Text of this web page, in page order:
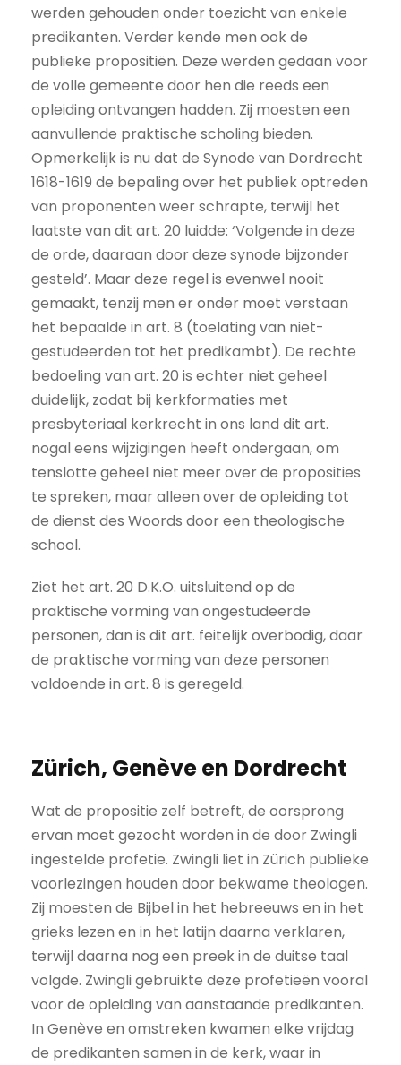
werden gehouden onder toezicht van enkele
predikanten. Verder kende men ook de
publieke propositiën. Deze werden gedaan voor
de volle gemeente door hen die reeds een
opleiding ontvangen hadden. Zij moesten een
aanvullende praktische scholing bieden.
Opmerkelijk is nu dat de Synode van Dordrecht
1618-1619 de bepaling over het publiek optreden
van proponenten weer schrapte, terwijl het
laatste van dit art. 20 luidde: ‘Volgende in deze
de orde, daaraan door deze synode bijzonder
gesteld’. Maar deze regel is evenwel nooit
gemaakt, tenzij men er onder moet verstaan
het bepaalde in art. 8 (toelating van niet-
gestudeerden tot het predikambt). De rechte
bedoeling van art. 20 is echter niet geheel
duidelijk, zodat bij kerkformaties met
presbyteriaal kerkrecht in ons land dit art.
nogal eens wijzigingen heeft ondergaan, om
tenslotte geheel niet meer over de proposities
te spreken, maar alleen over de opleiding tot
de dienst des Woords door een theologische
school.
Ziet het art. 20 D.K.O. uitsluitend op de
praktische vorming van ongestudeerde
personen, dan is dit art. feitelijk overbodig, daar
de praktische vorming van deze personen
voldoende in art. 8 is geregeld.
Zürich, Genève en Dordrecht
Wat de propositie zelf betreft, de oorsprong
ervan moet gezocht worden in de door Zwingli
ingestelde profetie. Zwingli liet in Zürich publieke
voorlezingen houden door bekwame theologen.
Zij moesten de Bijbel in het hebreeuws en in het
grieks lezen en in het latijn daarna verklaren,
terwijl daarna nog een preek in de duitse taal
volgde. Zwingli gebruikte deze profetieën vooral
voor de opleiding van aanstaande predikanten.
In Genève en omstreken kwamen elke vrijdag
de predikanten samen in de kerk, waar in